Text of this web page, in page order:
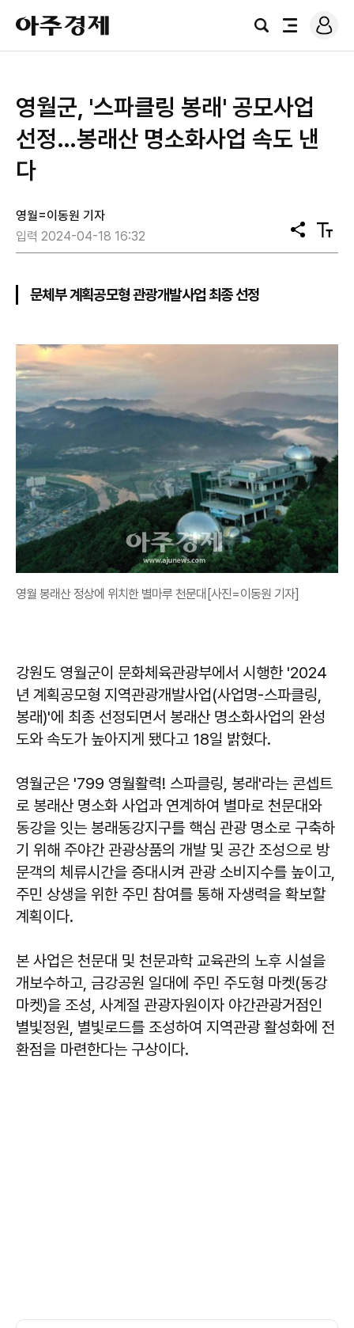
아
주
경
검
전
로
그
영월군, '스파클링 봉래' 공모사업
선정…봉래산 명소화사업 속도 낸
다
영월=이동원 기자
입력 2024-04-18 16:32
공
유
텍
스
문체부 계획공모형 관광개발사업 최종 선정
영월 봉래산 정상에 위치한 별마루 천문대[사진=이동원 기자]
강원도 영월군이 문화체육관광부에서 시행한 '2024
년 계획공모형 지역관광개발사업(사업명-스파클링,
봉래)'에 최종 선정되면서 봉래산 명소화사업의 완성
도와 속도가 높아지게 됐다고 18일 밝혔다.
영월군은 '799 영월활력! 스파클링, 봉래'라는 콘셉트
로 봉래산 명소화 사업과 연계하여 별마로 천문대와
동강을 잇는 봉래동강지구를 핵심 관광 명소로 구축하
기 위해 주야간 관광상품의 개발 및 공간 조성으로 방
문객의 체류시간을 증대시켜 관광 소비지수를 높이고,
주민 상생을 위한 주민 참여를 통해 자생력을 확보할
계획이다.
본 사업은 천문대 및 천문과학 교육관의 노후 시설을
개보수하고, 금강공원 일대에 주민 주도형 마켓(동강
마켓)을 조성, 사계절 관광자원이자 야간관광거점인
별빛정원, 별빛로드를 조성하여 지역관광 활성화에 전
환점을 마련한다는 구상이다.